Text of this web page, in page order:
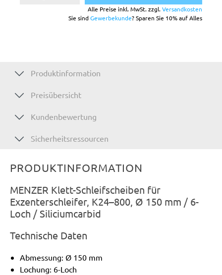
Alle Preise inkl. MwSt. zzgl.Versandkosten
Sie sindGewerbekunde? Sparen Sie 10% auf Alles
Produktinformation
Preisübersicht
Kundenbewertung
Sicherheitsressourcen
PRODUKTINFORMATION
MENZER Klett-Schleifscheiben für
Exzenterschleifer, K24–800, Ø 150 mm / 6-
Loch / Siliciumcarbid
Technische Daten
Abmessung: Ø 150 mm
Lochung: 6-Loch